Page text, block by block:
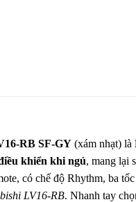
RB SF-GY (xám nhạt) là
khiển khi ngủ, mang lại
có chế độ Rhythm, ba
LV16-RB. Nhanh tay